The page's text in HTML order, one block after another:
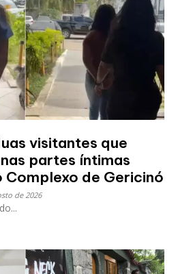
visitantes que
partes íntimas
de Gericinó
de 2026